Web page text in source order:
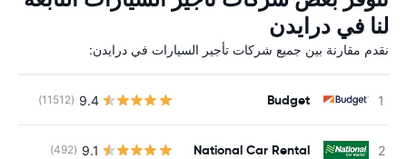
لنا في درايدن
نقدم مقارنة بين جميع شركات تأجير السيارات في درايدن:
Budget
9.4
(11512)
National Car Rental
9.1
(492)